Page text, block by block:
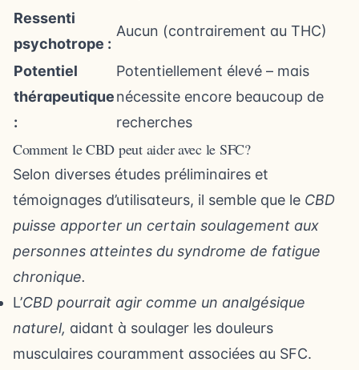
Ressenti
psychotrope :
Aucun (contrairement au THC)
Potentiel
thérapeutique
:
Potentiellement élevé – mais
nécessite encore beaucoup de
recherches
Comment le CBD peut aider avec le SFC?
Selon diverses études préliminaires et
témoignages d’utilisateurs, il semble que le CBD
puisse apporter un certain soulagement aux
personnes atteintes du syndrome de fatigue
chronique.
L’CBD pourrait agir comme un analgésique
naturel, aidant à soulager les douleurs
musculaires couramment associées au SFC.